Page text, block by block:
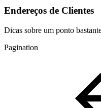
Endereços de Clientes
Dicas sobre um ponto
Pagination